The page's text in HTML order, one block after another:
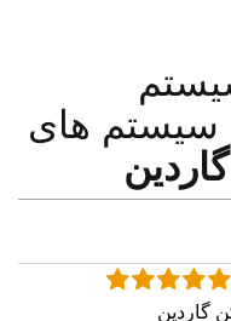
سیستم های
گاردین
گاردین